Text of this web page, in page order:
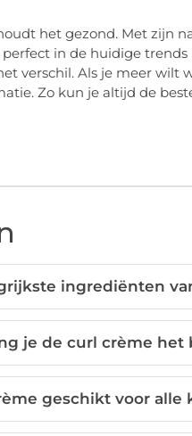
het gezond. Met zijn
in de huidige trends
verschil. Als je meer wilt
Zo kun je altijd de
ingrediënten
je de curl crème het
geschikt voor alle